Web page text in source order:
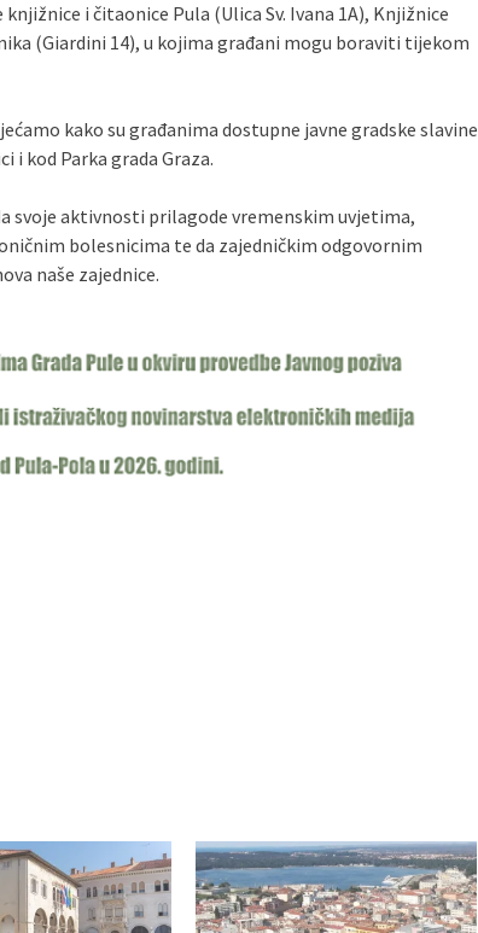
i čitaonice Pula (Ulica Sv. Ivana 1A), Knjižnice
(Giardini 14), u kojima građani mogu boraviti tijekom
kako su građanima dostupne javne gradske slavine
kod Parka grada Graza.
svoje aktivnosti prilagode vremenskim uvjetima,
bolesnicima te da zajedničkim odgovornim
naše zajednice.